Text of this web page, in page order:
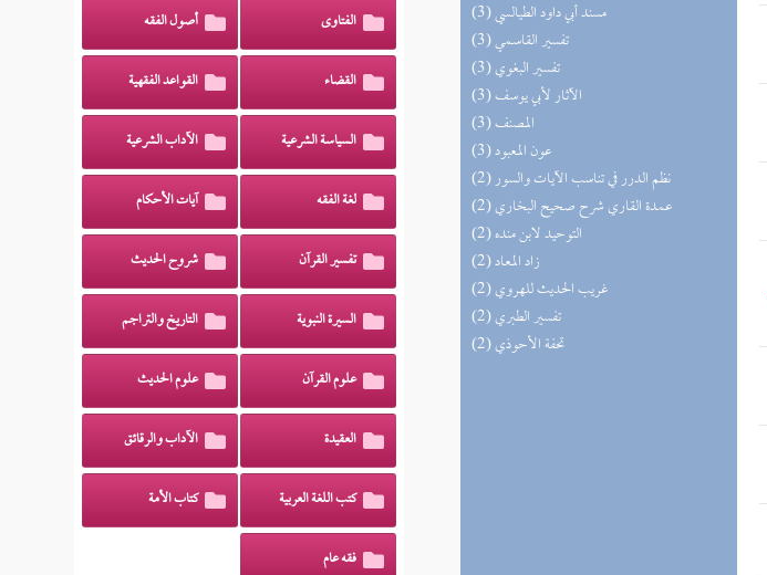
(3) مسند أبي داود الطيالسي
(3) تفسير القاسمي
(3) تفسير البغوي
(3) الآثار لأبي يوسف
(3) المصنف
(3) عون المعبود
(2) نظم الدرر في تناسب الآيات والسور
(2) عمدة القاري شرح صحيح البخاري
(2) التوحيد لابن منده
(2) زاد المعاد
(2) غريب الحديث للهروي
(2) تفسير الطبري
(2) تحفة الأحوذي
الفتاوى أصول الفقه
القضاء القواعد الفقهية
السياسة الشرعية الآداب الشرعية
لغة الفقه آيات الأحكام
تفسير القرآن شروح الحديث
السيرة النبوية التاريخ والتراجم
علوم القرآن علوم الحديث
العقيدة الآداب والرقائق
كتب اللغة العربية كتاب الأمة
فقه عام